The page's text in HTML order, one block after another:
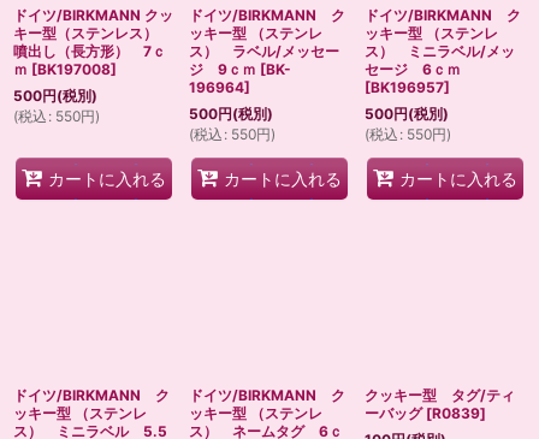
ドイツ/BIRKMANN クッ
キー型（ステンレス）
噴出し（長方形） 7ｃ
ｍ [BK197008]
500円(税別)
(税込 : 550円)
カートに入れる
ドイツ/BIRKMANN ク
ッキー型 （ステンレ
ス） ラベル/メッセー
ジ 9ｃｍ [BK-
196964]
500円(税別)
(税込 : 550円)
カートに入れる
ドイツ/BIRKMANN ク
ッキー型 （ステンレ
ス） ミニラベル/メッ
セージ 6ｃｍ
[BK196957]
500円(税別)
(税込 : 550円)
カートに入れる
ドイツ/BIRKMANN ク
ッキー型 （ステンレ
ス） ミニラベル 5.5
ドイツ/BIRKMANN ク
ッキー型 （ステンレ
ス） ネームタグ 6ｃ
クッキー型 タグ/ティ
ーバッグ [R0839]